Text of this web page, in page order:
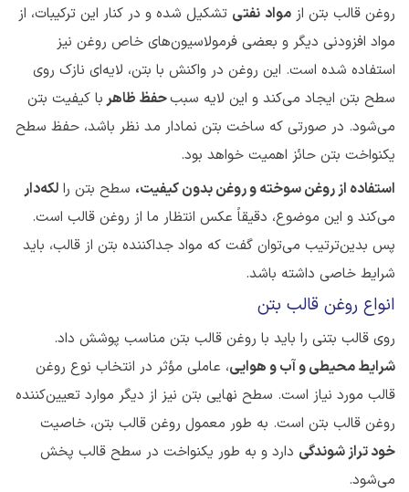
روغن قالب بتن از مواد نفتی تشکیل شده و در کنار این ترکیبات، از
مواد افزودنی دیگر و بعضی فرمولاسیون‌های خاص روغن نیز
استفاده شده است. این روغن در واکنش با بتن، لایه‌ای نازک روی
سطح بتن ایجاد می‌کند و این لایه سببحفظ ظاهربا کیفیت بتن
می‌شود. در صورتی که ساخت بتن نمادار مد نظر باشد، حفظ سطح
یکنواخت بتن حائز اهمیت خواهد بود.
استفاده از روغن سوخته و روغن بدون کیفیت، سطح بتن را لکه‌دار
می‌کند و این موضوع، دقیقاً عکس انتظار ما از روغن قالب است.
پس بدین‌ترتیب می‌توان گفت که مواد جداکننده بتن از قالب، باید
شرایط خاصی داشته باشد.
انواع روغن قالب بتن
روی قالب بتنی را باید با روغن قالب بتن مناسب پوشش داد.
شرایط محیطی و آب و هوایی، عاملی مؤثر در انتخاب نوع روغن
قالب مورد نیاز است. سطح نهایی بتن نیز از دیگر موارد تعیین‌کننده
روغن قالب بتن است. به طور معمول روغن قالب بتن، خاصیت
خود تراز شوندگی دارد و به طور یکنواخت در سطح قالب پخش
می‌شود.